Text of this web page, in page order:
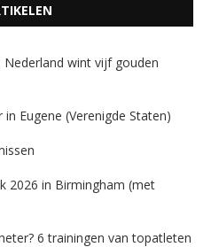
Nederland wint vijf gouden
Eugene (Verenigde Staten)
2026 in Birmingham (met
6 trainingen van topatleten